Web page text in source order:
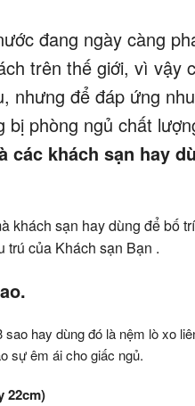
đang ngày càng
trên thế giới, vì vậy
nhưng để đáp ứng
phòng ngủ chất
các khách sạn hay
khách sạn hay dùng để bố
trú của Khách sạn Bạn .
hay dùng đó là nệm lò xo
sự êm ái cho giấc ngủ.
22cm)